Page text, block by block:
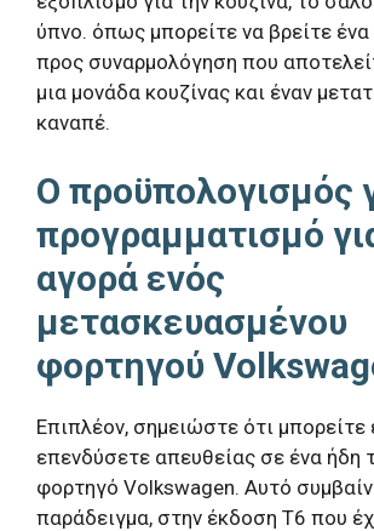
ύπνο. όπως μπορείτε να βρείτε ένα
προς συναρμολόγηση που
μια μονάδα κουζίνας και έναν
καναπέ.
Ο προϋπολογισμός
προγραμματισμό
αγορά ενός
μετασκευασμένου
φορτηγού
Επιπλέον, σημειώστε ότι μπορείτε
επενδύσετε απευθείας σε ένα ήδη
φορτηγό Volkswagen. Αυτό
παράδειγμα, στην έκδοση T6 που